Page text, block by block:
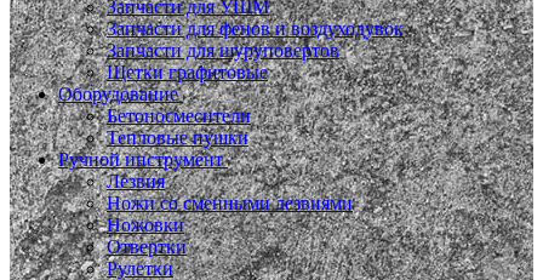
Запчасти для УШМ
Запчасти для фенов и воздуходувок
Запчасти для шуруповертов
Щетки графитовые
Оборудование
Бетоносмесители
Тепловые пушки
Ручной инструмент
Лезвия
Ножи со сменными лезвиями
Ножовки
Отвертки
Рулетки